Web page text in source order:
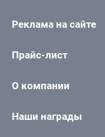
Реклама на сайте
Прайс-лист
О компании
Наши награды